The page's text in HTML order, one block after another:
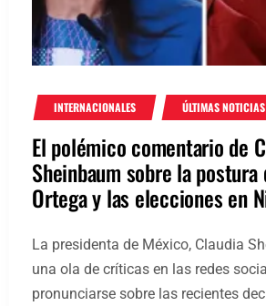
INTERNACIONALES ÚLTIMAS NOTICIAS
El polémico comentario de
Sheinbaum sobre la postura
Ortega y las elecciones en
La presidenta de México, Claudia
una ola de críticas en las redes
pronunciarse sobre las recientes